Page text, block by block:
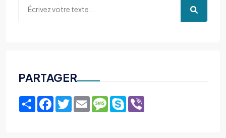
PARTAGER
ShareFacebook
TwitterEmailMessage
Skype